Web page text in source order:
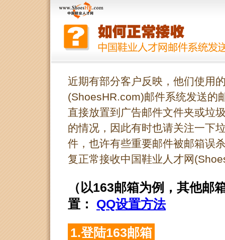
近期有部分客户反映，他们使用
(ShoesHR.com)邮件系统发送的
直接放置到广告邮件文件夹或垃
的情况，因此有时也请关注一下
件，也许有些重要邮件被邮箱误
复正常接收中国鞋业人才网
（以163邮箱为例，其他邮
置： QQ设置方法
1.登陆163邮箱